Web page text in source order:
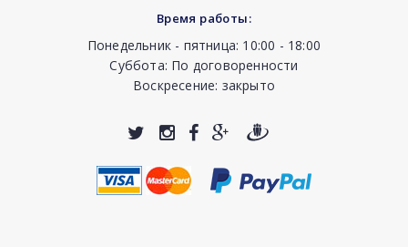
Время работы:
Понедельник - пятница: 10:00 - 18:00
Суббота: По договоренности
Воскресение: закрыто